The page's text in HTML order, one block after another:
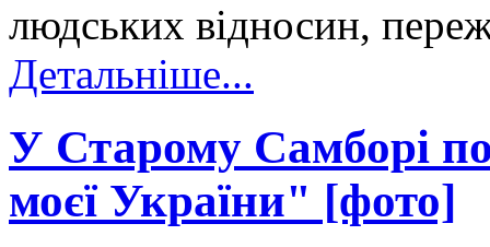
людських відносин,
Детальніше...
У Старому Самборі
моєї України" [фото]